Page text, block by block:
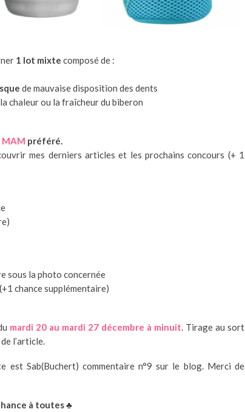
1 lot mixte composé de :
de mauvaise disposition des dents
chaleur ou la fraîcheur du biberon
MAM préféré.
mes derniers articles et les prochains concours (+ 1
sous la photo concernée
chance supplémentaire)
mardi 20 au mardi 27 décembre à minuit. Tirage au sort
l’article.
Sab(Buchert) commentaire n°9 sur le blog. Merci de
à toutes ♣